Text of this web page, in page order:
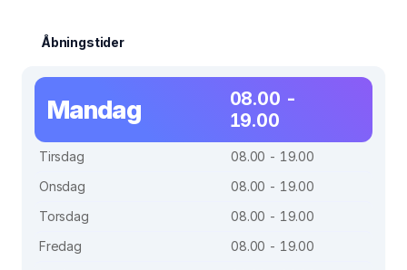
Åbningstider
Mandag
08.00 -
19.00
Tirsdag
08.00 - 19.00
Onsdag
08.00 - 19.00
Torsdag
08.00 - 19.00
Fredag
08.00 - 19.00